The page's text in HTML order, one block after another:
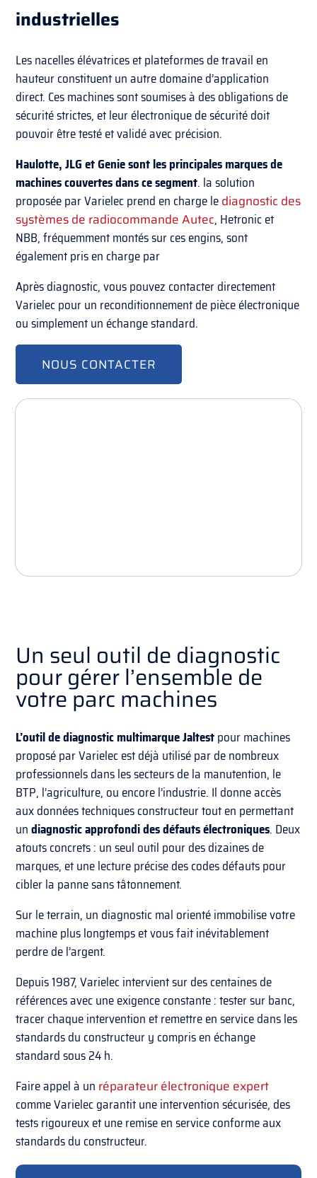
industrielles
Les nacelles élévatrices et plateformes de travail en
hauteur constituent un autre domaine d’application
direct. Ces machines sont soumises à des obligations de
sécurité strictes, et leur électronique de sécurité doit
pouvoir être testé et validé avec précision.
Haulotte, JLG et Genie sont les principales marques de
machines couvertes dans ce segment. la solution
proposée par Varielec prend en charge lediagnostic des
systèmes de radiocommande Autec, Hetronic et
NBB, fréquemment montés sur ces engins, sont
également pris en charge par
Après diagnostic, vous pouvez contacter directement
Varielec pour un reconditionnement de pièce électronique
ou simplement un échange standard.
NOUS CONTACTER
Un seul outil de diagnostic
pour gérer l’ensemble de
votre parc machines
L’outil de diagnostic multimarque Jaltestpour machines
proposé par Varielec est déjà utilisé par de nombreux
professionnels dans les secteurs de la manutention, le
BTP, l’agriculture, ou encore l’industrie. Il donne accès
aux données techniques constructeur tout en permettant
undiagnostic approfondi des défauts électroniques. Deux
atouts concrets : un seul outil pour des dizaines de
marques, et une lecture précise des codes défauts pour
cibler la panne sans tâtonnement.
Sur le terrain, un diagnostic mal orienté immobilise votre
machine plus longtemps et vous fait inévitablement
perdre de l’argent.
Depuis 1987, Varielec intervient sur des centaines de
références avec une exigence constante : tester sur banc,
tracer chaque intervention et remettre en service dans les
standards du constructeur y compris en échange
standard sous 24 h.
Faire appel à un réparateur électronique expert
comme Varielec garantit une intervention sécurisée, des
tests rigoureux et une remise en service conforme aux
standards du constructeur.